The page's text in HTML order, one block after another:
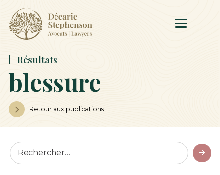
Résultats
blessure
Retour aux publications